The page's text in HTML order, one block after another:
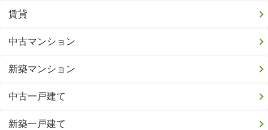
賃貸
中古マンション
新築マンション
中古一戸建て
新築一戸建て